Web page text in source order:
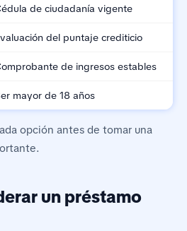
de ciudadanía vigente
del puntaje crediticio
de ingresos estables
mayor de 18 años
opción antes de tomar una
un préstamo